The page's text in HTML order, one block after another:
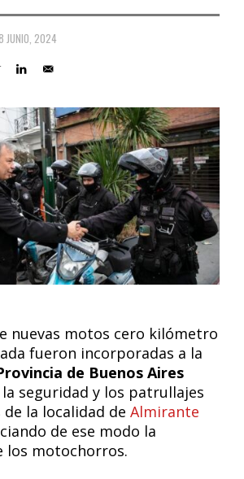
JUNIO, 2024
nuevas motos cero kilómetro
fueron incorporadas a la
de Buenos Aires
seguridad y los patrullajes
la localidad de Almirante
de ese modo la
los motochorros.